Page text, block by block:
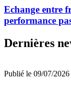
Echange entre
performance
Dernières
Publié le 09/07/2026